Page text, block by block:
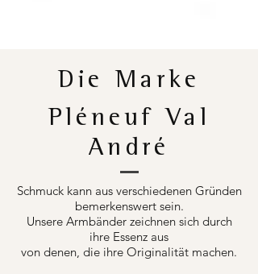
Die Marke
Pléneuf Val
André
Schmuck kann aus verschiedenen Gründen
bemerkenswert sein.
Unsere Armbänder zeichnen sich durch
ihre Essenz aus
von denen, die ihre Originalität machen.